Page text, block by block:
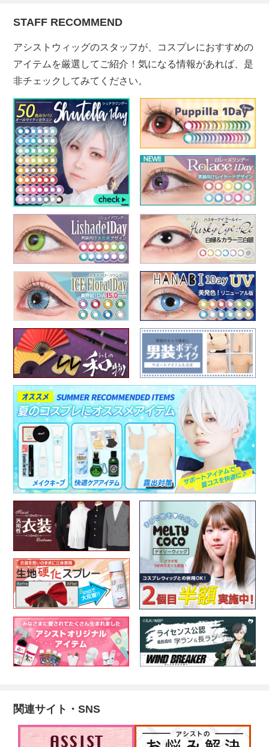
STAFF RECOMMEND
アシストウィッグのスタッフが、コスプレにおすすめの
アイテムを厳選してご紹介！気になる情報があれば、是
非チェックしてみてください。
関連サイト・SNS